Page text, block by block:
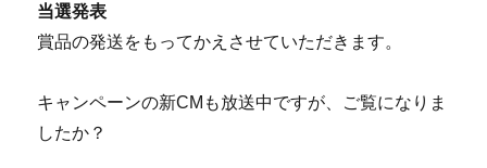
当選発表
賞品の発送をもってかえさせていただきます。
キャンペーンの新CMも放送中ですが、ご覧になりま
したか？